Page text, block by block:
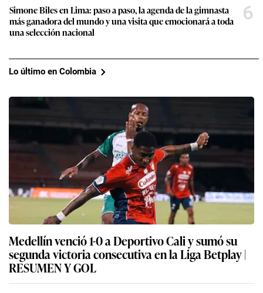
Simone Biles en Lima: paso a paso, la agenda de la gimnasta
más ganadora del mundo y una visita que emocionará a toda
una selección nacional
6
Lo último en Colombia
Medellín venció 1-0 a Deportivo Cali y sumó su
segunda victoria consecutiva en la Liga Betplay |
RESUMEN Y GOL